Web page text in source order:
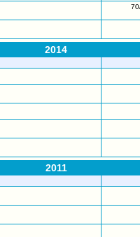
2014
2011